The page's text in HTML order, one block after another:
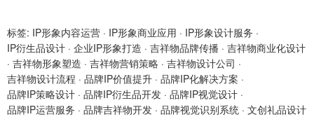
标签: IP形象内容运营 · IP形象商业应用 · IP形象设计服务 ·
IP衍生品设计 · 企业IP形象打造 · 吉祥物品牌传播 · 吉祥物商业化设计
· 吉祥物形象塑造 · 吉祥物营销策略 · 吉祥物设计公司 ·
吉祥物设计流程 · 品牌IP价值提升 · 品牌IP化解决方案 ·
品牌IP策略设计 · 品牌IP衍生品开发 · 品牌IP视觉设计 ·
品牌IP运营服务 · 品牌吉祥物开发 · 品牌视觉识别系统 · 文创礼品设计